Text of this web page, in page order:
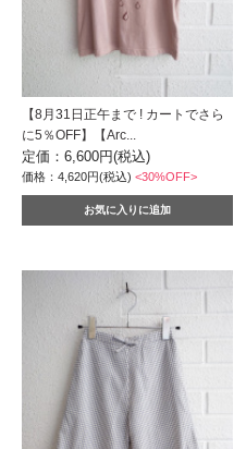
【8月31日正午まで ! カートでさら
に5％OFF】【Arc...
定価：6,600円(税込)
価格：4,620円(税込) <30%OFF>